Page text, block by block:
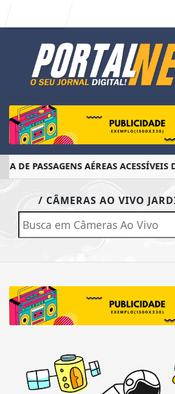
DE PASSAGENS AÉREAS ACESSÍVEIS
/ CÂMERAS AO VIVO